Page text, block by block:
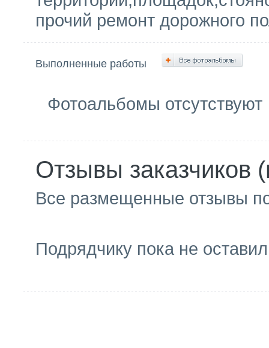
прочий ремонт дорожного
Выполненные работы
Фотоальбомы отсутствуют
Отзывы заказчиков
Все размещенные отзывы
Подрядчику пока не